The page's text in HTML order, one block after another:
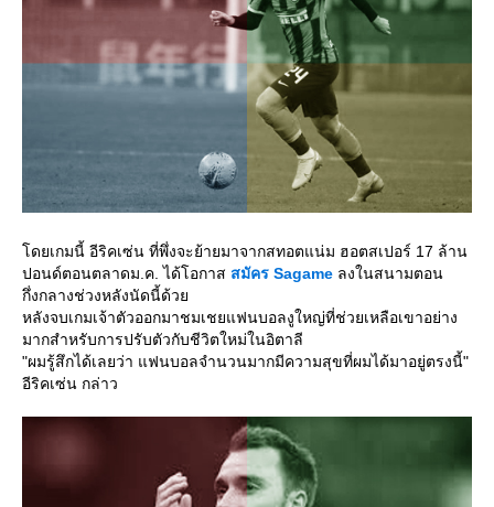
ดยเกมนี้ อีริคเซ่น ที่พึ่งจะย้ายมาจากสทอตแน่ม ฮอตสเปอร์ 17 ล้าน
ปอนด์ตอนตลาดม.ค. ได้โอกาส สมัคร Sagame ลงในสนามตอน
กึ่งกลางช่วงหลังนัดนี้ด้ว
หลังจบเกมเจ้าตัวออกมาชมเชยแฟนบอลงูใหญ่ที่ช่วยเหลือเขาอย่าง
มากสำหรับการปรับตัวกับชีวิตใหม่ในอิตาลี
"ผมรู้สึกได้เลยว่า แฟนบอลจำนวนมากมีความสุขที่ผมได้มาอยู่ตรงนี้"
อีริคเซ่น กล่าว